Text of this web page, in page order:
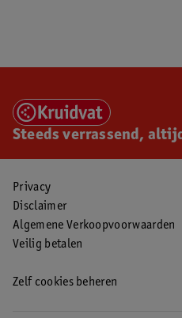
Steeds verrassend,
Privacy
Disclaimer
Algemene Verkoopvoorwaarden
Veilig betalen
Zelf cookies beheren